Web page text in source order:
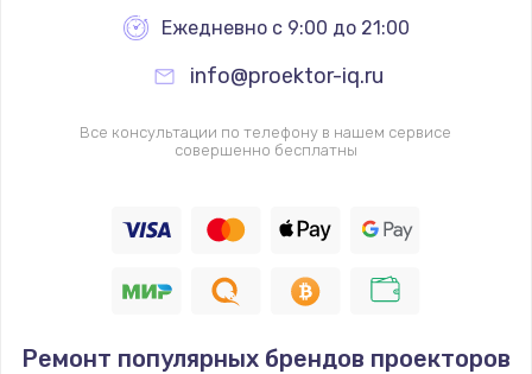
Ежедневно с 9:00 до 21:00
info@proektor-iq.ru
Все консультации по телефону в нашем сервисе
совершенно бесплатны
Ремонт популярных брендов проекторов